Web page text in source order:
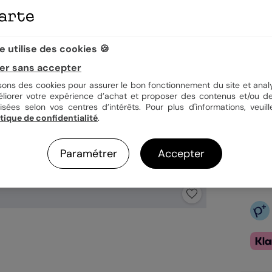
utilise des cookies 🍪
sans accepter
des cookies pour assurer le bon fonctionnement du site et
votre expérience d’achat et proposer des contenus et/ou
selon vos centres d’intérêts. Pour plus d'informations,
de confidentialité.
Paramétrer Accepter